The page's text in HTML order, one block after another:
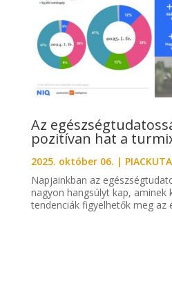
Az
pozitívan hat a
2025. október 06. |
Napjainkban az
nagyon hangsúlyt kap, aminek
tendenciák figyelhetők meg az